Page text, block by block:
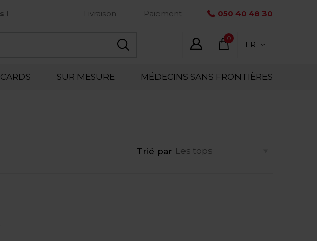
! 050 40 48 30
Livraison Paiement
0
élémentFR
SUR MESURE MÉDECINS SANS FRONTIÈRES
Trié par